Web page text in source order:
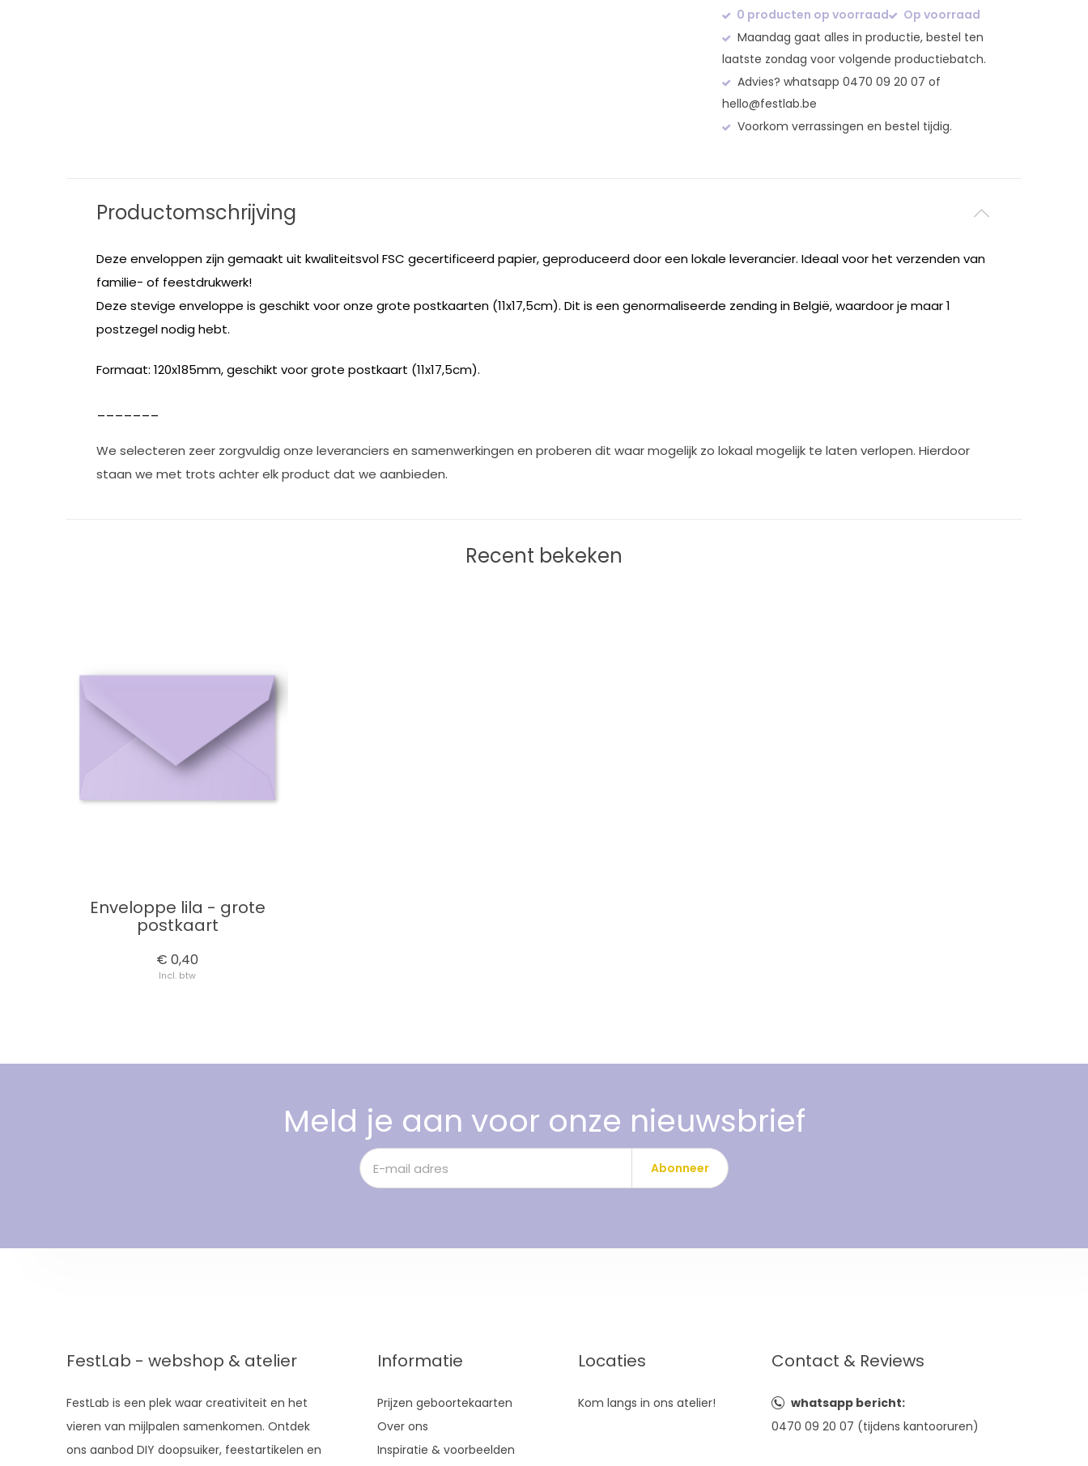
0 producten op voorraad
Op voorraad
Maandag gaat alles in productie, bestel ten
laatste zondag voor volgende productiebatch.
Advies? whatsapp 0470 09 20 07 of
hello@festlab.be
Voorkom verrassingen en bestel tijdig.
Productomschrijving
Deze enveloppen zijn gemaakt uit kwaliteitsvol FSC gecertificeerd papier, geproduceerd door een lokale leverancier. Ideaal voor het verzenden van
familie- of feestdrukwerk!
Deze stevige enveloppe is geschikt voor onze grote postkaarten (11x17,5cm). Dit is een genormaliseerde zending in België, waardoor je maar 1
postzegel nodig hebt.
Formaat: 120x185mm, geschikt voor grote postkaart (11x17,5cm).
We selecteren zeer zorgvuldig onze leveranciers en samenwerkingen en proberen dit waar mogelijk zo lokaal mogelijk te laten verlopen. Hierdoor
staan we met trots achter elk product dat we aanbieden.
Recent bekeken
Enveloppe lila - grote
postkaart
€ 0,40
Incl. btw
Meld je aan voor onze nieuwsbrief
Abonneer
FestLab - webshop & atelier
FestLab is een plek waar creativiteit en het
vieren van mijlpalen samenkomen. Ontdek
ons aanbod DIY doopsuiker, feestartikelen en
Informatie
Prijzen geboortekaarten
Over ons
Inspiratie & voorbeelden
Locaties
Kom langs in ons atelier!
Contact & Reviews
whatsapp bericht:
0470 09 20 07 (tijdens kantooruren)